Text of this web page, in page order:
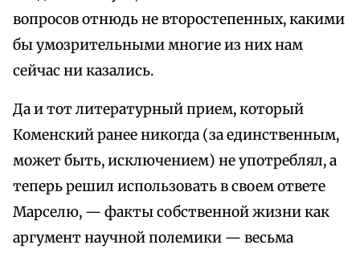
вопросов отнюдь не второстепенных, какими
бы умозрительными многие из них нам
сейчас ни казались.
Да и тот литературный прием, который
Коменский ранее никогда (за единственным,
может быть, исключением) не употреблял, а
теперь решил использовать в своем ответе
Марселю, — факты собственной жизни как
аргумент научной полемики — весьма